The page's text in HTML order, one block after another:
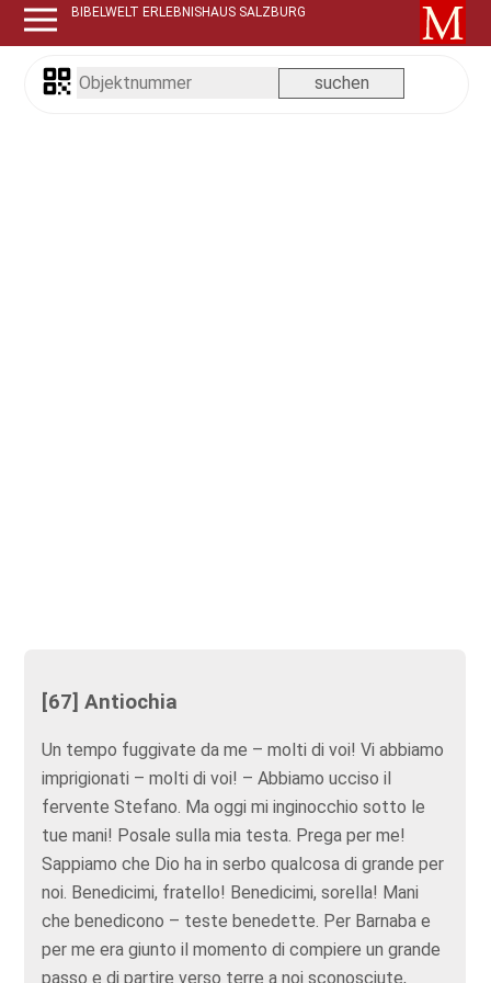
BIBELWELT ERLEBNISHAUS SALZBURG
[67] Antiochia
Un tempo fuggivate da me – molti di voi! Vi abbiamo
imprigionati – molti di voi! – Abbiamo ucciso il
fervente Stefano. Ma oggi mi inginocchio sotto le
tue mani! Posale sulla mia testa. Prega per me!
Sappiamo che Dio ha in serbo qualcosa di grande per
noi. Benedicimi, fratello! Benedicimi, sorella! Mani
che benedicono – teste benedette. Per Barnaba e
per me era giunto il momento di compiere un grande
passo e di partire verso terre a noi sconosciute,